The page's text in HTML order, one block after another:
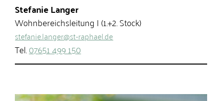
Stefanie Langer
Wohnbereichsleitung I (1.+2. Stock)
stefanie.langer@st-raphael.de
Tel.07651 499 150